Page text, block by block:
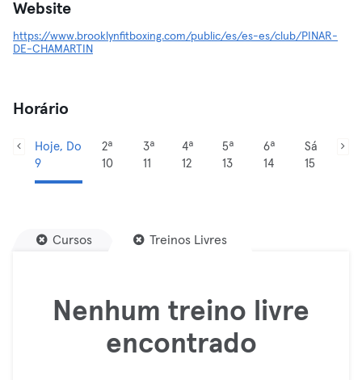
Website
https://www.brooklynfitboxing.com/public/es/es-es/club/PINAR-
DE-CHAMARTIN
Horário
Hoje, Do
9
2ª
10
3ª
11
4ª
12
5ª
13
6ª
14
Sá
15
Cursos Treinos Livres
Nenhum treino livre
encontrado